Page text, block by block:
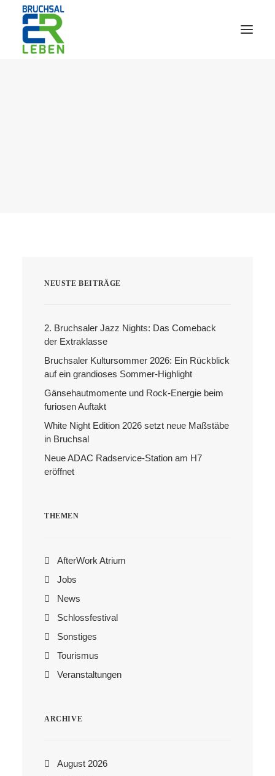
Search
NEUSTE BEITRÄGE
2. Bruchsaler Jazz Nights: Das Comeback
der Extraklasse
Bruchsaler Kultursommer 2026: Ein Rückblick
auf ein grandioses Sommer-Highlight
Gänsehautmomente und Rock-Energie beim
furiosen Auftakt
White Night Edition 2026 setzt neue Maßstäbe
in Bruchsal
Neue ADAC Radservice-Station am H7
eröffnet
THEMEN
AfterWork Atrium
Jobs
News
Schlossfestival
Sonstiges
Tourismus
Veranstaltungen
ARCHIVE
August 2026